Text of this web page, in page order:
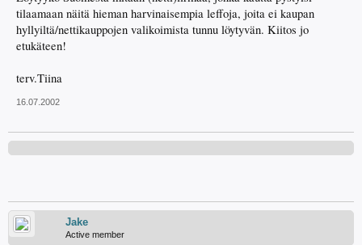
tilaamaan näitä hieman harvinaisempia leffoja, joita ei kaupan
hyllyiltä/nettikauppojen valikoimista tunnu löytyvän. Kiitos jo
etukäteen!
terv.Tiina
16.07.2002
Jake
Active member